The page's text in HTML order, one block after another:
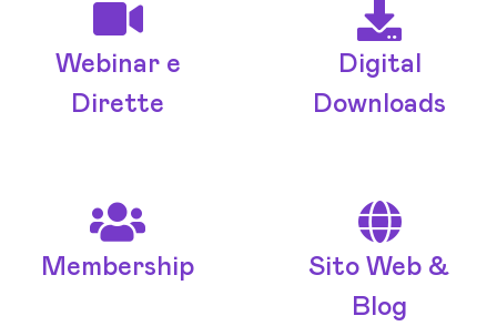
Webinar e
Dirette
Digital
Downloads
Membership
Sito Web &
Blog